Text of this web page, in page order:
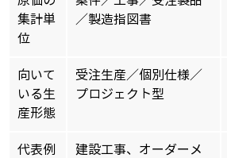
集計単
位
／製造指図書
向いて
いる生
産形態
受注生産／個別仕様／
プロジェクト型
代表例
建設工事、オーダーメ